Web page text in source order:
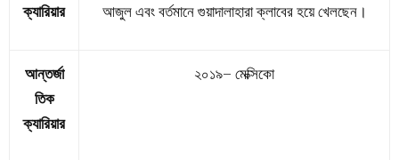
ক্যারিয়ার
আজুল এবং বর্তমানে গুয়াদালাহারা ক্লাবের হয়ে খেলছেন।
আন্তর্জা
তিক
ক্যারিয়ার
২০১৯– মেক্সিকো